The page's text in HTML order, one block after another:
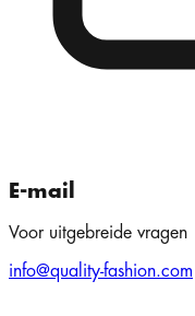
E-mail
Voor uitgebreide vragen
info@quality-fashion.com